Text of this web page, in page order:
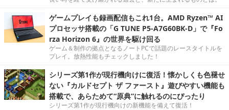
ゲームプレイも録画配信もこれ1台。AMD Ryzen™ AI
プロセッサ搭載の「G TUNE P5-A7G60BK-D」で『Fo
rza Horizon 6』の世界を駆け回る
ゲーム＆制作の拠点となるノートPCで話題のレースタイトルを
プレイ。放熱性能もチェックしました！
シリーズ第1作が現行機向けに復活！懐かしくも色褪せ
ない『カルドセプト ザ ファースト』遊びやすい機能も
搭載で、あらためて“原典”に触れるのにぴったり
シリーズ第1作が現行機向けの新機能を備えて復活！